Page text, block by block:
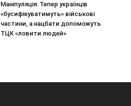
Маніпуляція: Тепер українців
«бусифікуватимуть» військові
частини, а нацбати допоможуть
ТЦК «ловити людей»